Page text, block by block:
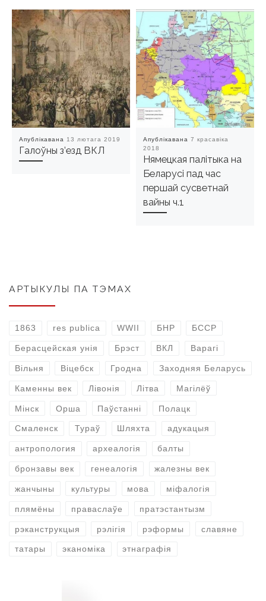
Апублікавана 13 лютага 2019
Галоўны з’езд ВКЛ
Апублікавана 7 красавіка
2018
Нямецкая палітыка на
Беларусі пад час
першай сусветнай
вайны ч.1
АРТЫКУЛЫ ПА ТЭМАХ
1863 res publica WWII БНР БССР
Берасцейская унія Брэст ВКЛ Варагі
Вільня Віцебск Гродна Заходняя Беларусь
Каменны век Лівонія Літва Магілёў
Мінск Орша Паўстанні Полацк
Смаленск Тураў Шляхта адукацыя
антропология археалогія балты
бронзавы век генеалогія жалезны век
жанчыны культуры мова міфалогія
плямёны праваслаўе пратэстантызм
рэканструкцыя рэлігія рэформы славяне
татары эканоміка этнаграфія